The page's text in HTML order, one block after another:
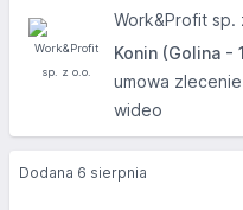
Work&Profit sp.
Konin (Golina -
umowa zlecenie
wideo
Dodana 6 sierpnia